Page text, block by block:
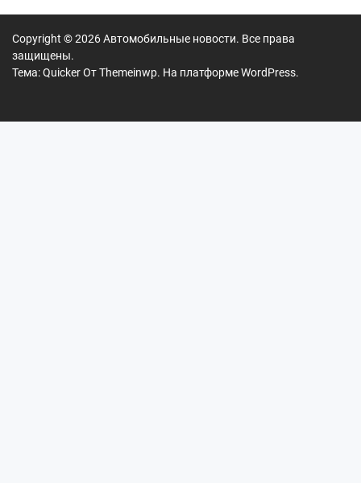
Copyright © 2026Автомобильные новости. Все права
защищены.
Тема: Quicker ОтThemeinwp. На платформеWordPress.